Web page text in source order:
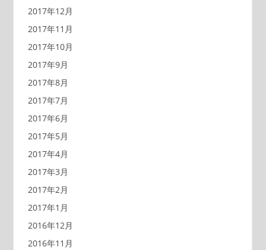
2017年12月
2017年11月
2017年10月
2017年9月
2017年8月
2017年7月
2017年6月
2017年5月
2017年4月
2017年3月
2017年2月
2017年1月
2016年12月
2016年11月